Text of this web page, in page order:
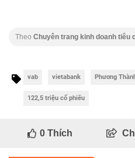
Theo Chuyên trang kinh doanh tiêu
vab vietabank Phương
122,5 triệu cổ phiếu
0Thích